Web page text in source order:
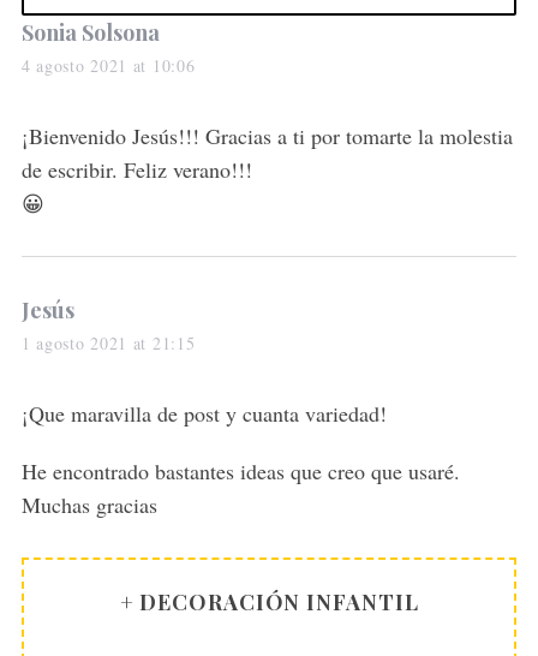
s
a
s
:
Sonia Solsona
4 agosto 2021 at 10:06
¡Bienvenido Jesús!!! Gracias a ti por tomarte la molestia
de escribir. Feliz verano!!!
😀
s
a
s
Jesús
1 agosto 2021 at 21:15
¡Que maravilla de post y cuanta variedad!
He encontrado bastantes ideas que creo que usaré.
Muchas gracias
+ DECORACIÓN INFANTIL